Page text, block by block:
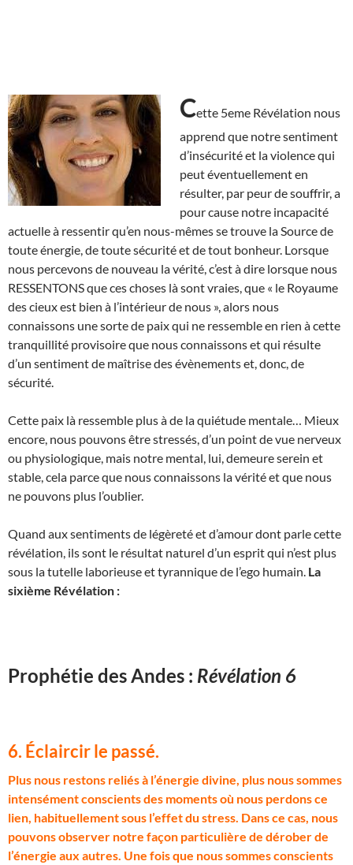
Cette 5eme Révélation nous
apprend que notre sentiment
d’insécurité et la violence qui
peut éventuellement en
résulter, par peur de souffrir, a
pour cause notre incapacité
actuelle à ressentir qu’en nous-mêmes se trouve la Source de
toute énergie, de toute sécurité et de tout bonheur. Lorsque
nous percevons de nouveau la vérité, c’est à dire lorsque nous
RESSENTONS que ces choses là sont vraies, que « le Royaume
des cieux est bien à l’intérieur de nous », alors nous
connaissons une sorte de paix qui ne ressemble en rien à cette
tranquillité provisoire que nous connaissons et qui résulte
d’un sentiment de maîtrise des évènements et, donc, de
sécurité.
Cette paix là ressemble plus à de la quiétude mentale… Mieux
encore, nous pouvons être stressés, d’un point de vue nerveux
ou physiologique, mais notre mental, lui, demeure serein et
stable, cela parce que nous connaissons la vérité et que nous
ne pouvons plus l’oublier.
Quand aux sentiments de légèreté et d’amour dont parle cette
révélation, ils sont le résultat naturel d’un esprit qui n’est plus
sous la tutelle laborieuse et tyrannique de l’ego humain. La
sixième Révélation :
Prophétie des Andes : Révélation 6
6. Éclaircir le passé.
Plus nous restons reliés à l’énergie divine, plus nous sommes
intensément conscients des moments où nous perdons ce
lien, habituellement sous l’effet du stress. Dans ce cas, nous
pouvons observer notre façon particulière de dérober de
l’énergie aux autres. Une fois que nous sommes conscients